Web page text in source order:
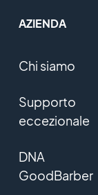
AZIENDA
Chi siamo
Supporto
eccezionale
DNA
GoodBarber